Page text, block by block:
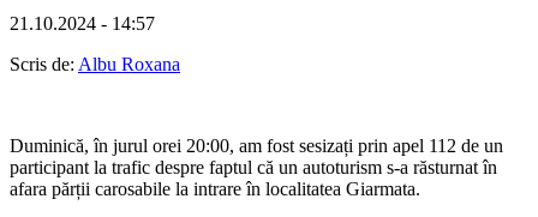
21.10.2024 - 14:57
Scris de: Albu Roxana
Duminică, în jurul orei 20:00, am fost sesizați prin apel 112 de un
participant la trafic despre faptul că un autoturism s-a răsturnat în
afara părții carosabile la intrare în localitatea Giarmata.